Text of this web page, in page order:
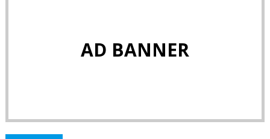
AD BANNER